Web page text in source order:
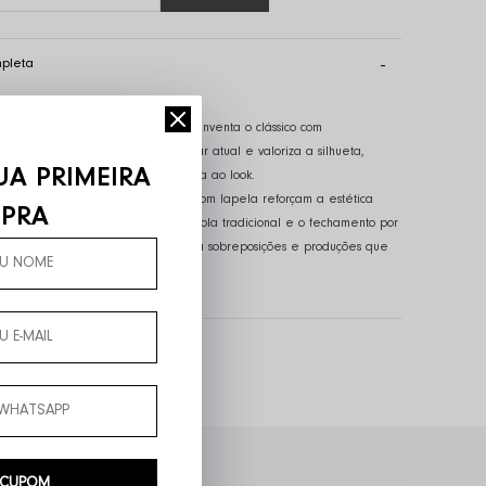
design contemporâneo que reinventa o clássico com
A modelagem mais curta traz um ar atual e valoriza a silhueta,
estruturado garante presença ao look.
posicionados e os bolsos frontais com lapela reforçam a estética
estilo e funcionalidade. A gola tradicional e o fechamento por
a peça, tornando-a versátil para sobreposições e produções que
ao sofisticado com facilidade.
PRIMEIRA